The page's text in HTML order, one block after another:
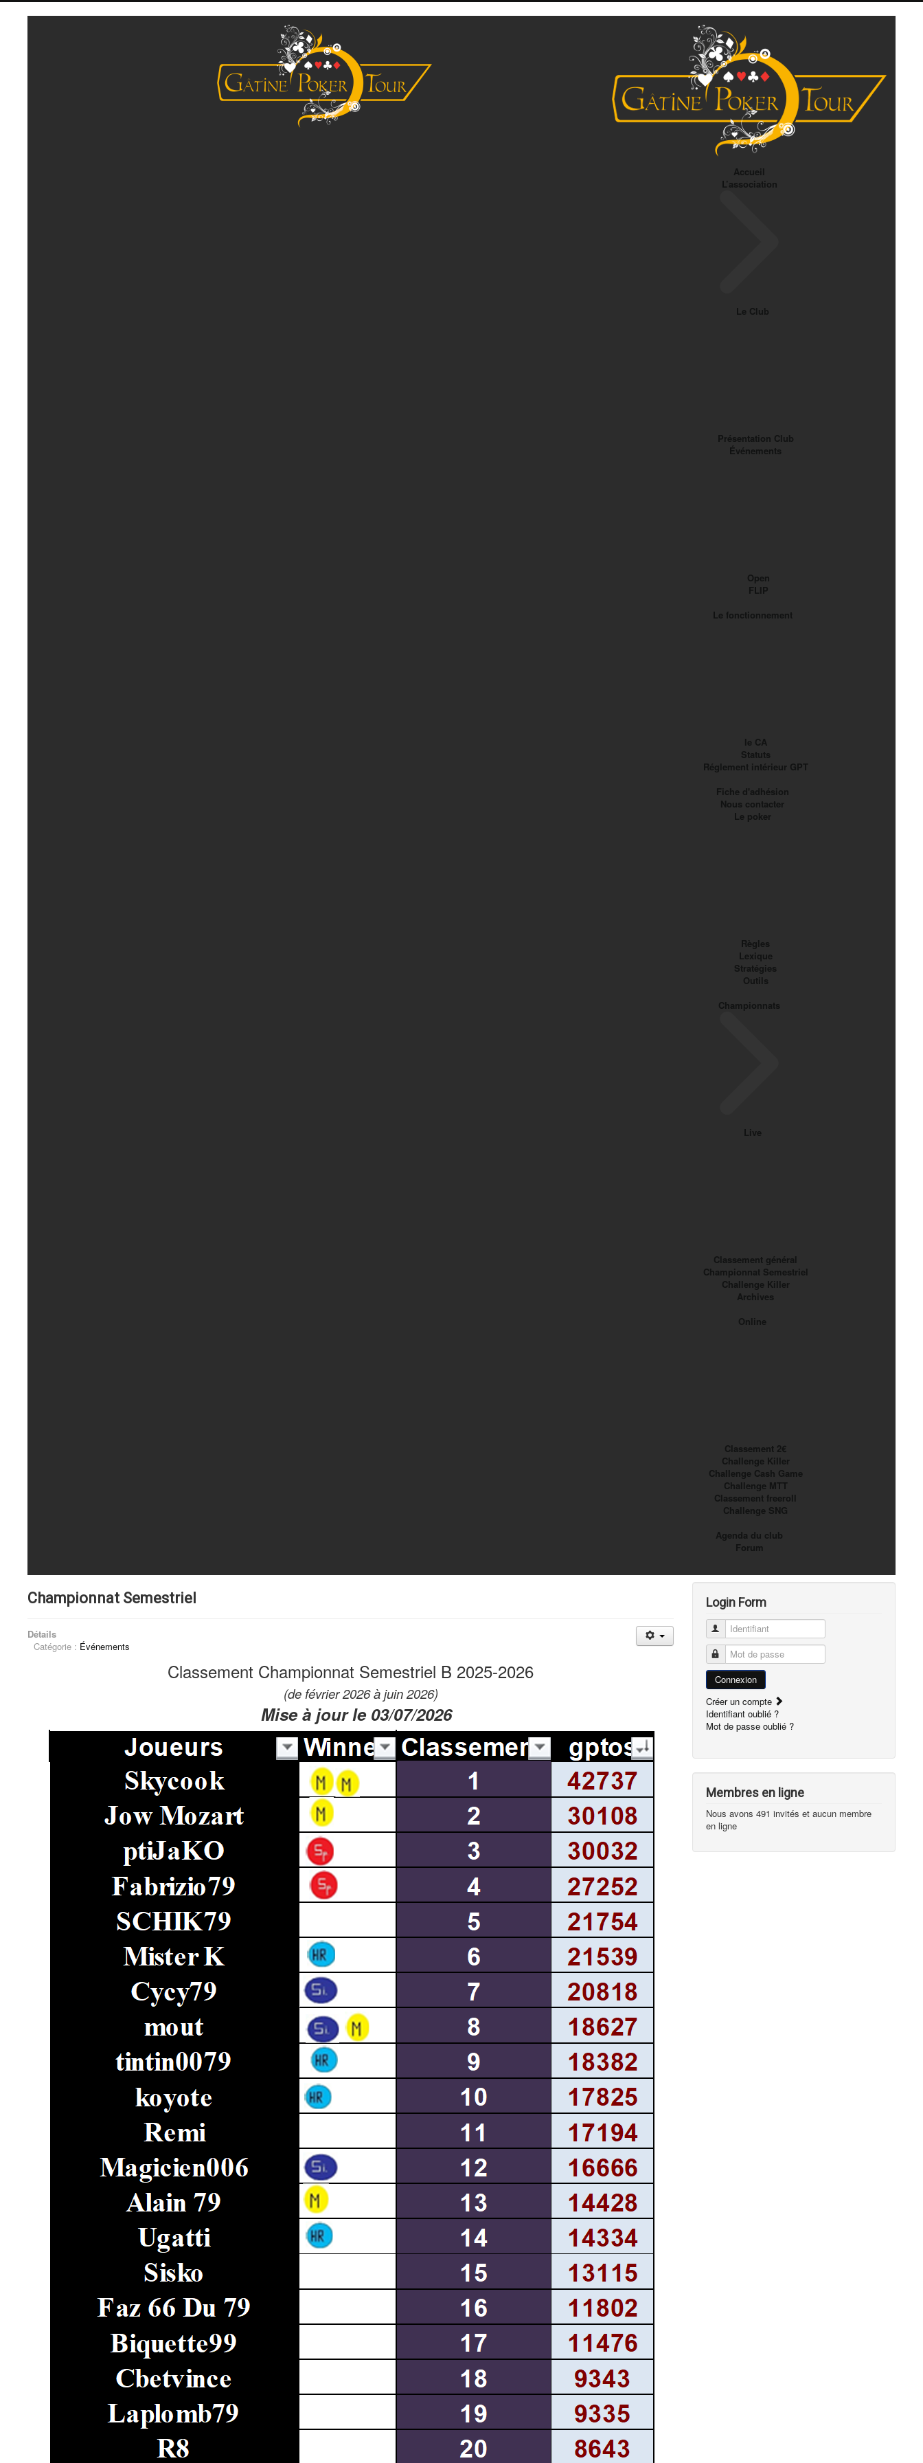
Accueil
L’association
Le Club
Présentation Club
Événements
Open
FLIP
Le fonctionnement
le CA
Statuts
Réglement intérieur GPT
Fiche d'adhésion
Nous contacter
Le poker
Règles
Lexique
Stratégies
Outils
Championnats
Live
Classement général
Championnat Semestriel
Challenge Killer
Archives
Online
Classement 2€
Challenge Killer
Challenge Cash Game
Challenge MTT
Classement freeroll
Challenge SNG
Agenda du club
Forum
Championnat Semestriel
Détails
Catégorie : Événements
Classement Championnat Semestriel B 2025-2026
(de février 2026 à juin 2026)
Mise à jour le 03/07/2026
Login Form
Identifiant
Mot de passe
Connexion
Créer un compte
Identifiant oublié ?
Mot de passe oublié ?
Membres en ligne
Nous avons 491 invités et aucun membre
en ligne